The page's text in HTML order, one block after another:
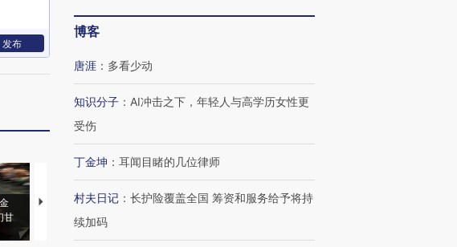
发布
甘
马航飞行员跨国走私7万
粒摇头丸 尿检体内含3种
视线｜被称为“蟑螂”的印
视线｜“入侵”还是“人道危
博客
唐涯 ： 多看少动
知识分子 ： AI冲击之下，年轻人与高学历女性更
受伤
丁金坤 ： 耳闻目睹的几位律师
村夫日记 ： 长护险覆盖全国 筹资和服务给予将持
续加码